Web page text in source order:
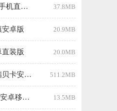
叫你不听话2手机直装版 37.8MB
卓版 20.9MB
装版 20.0MB
入境检察官瑞贝卡安卓直装版 511.2MB
AliceinCradle安卓移植版 13.5MB